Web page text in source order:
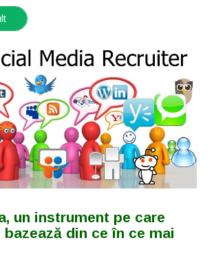
un instrument pe care
din ce în ce mai